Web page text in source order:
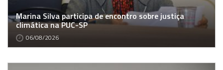
Marina Silva participa de encontro sobre justiça
climática na PUC-SP
06/08/2026